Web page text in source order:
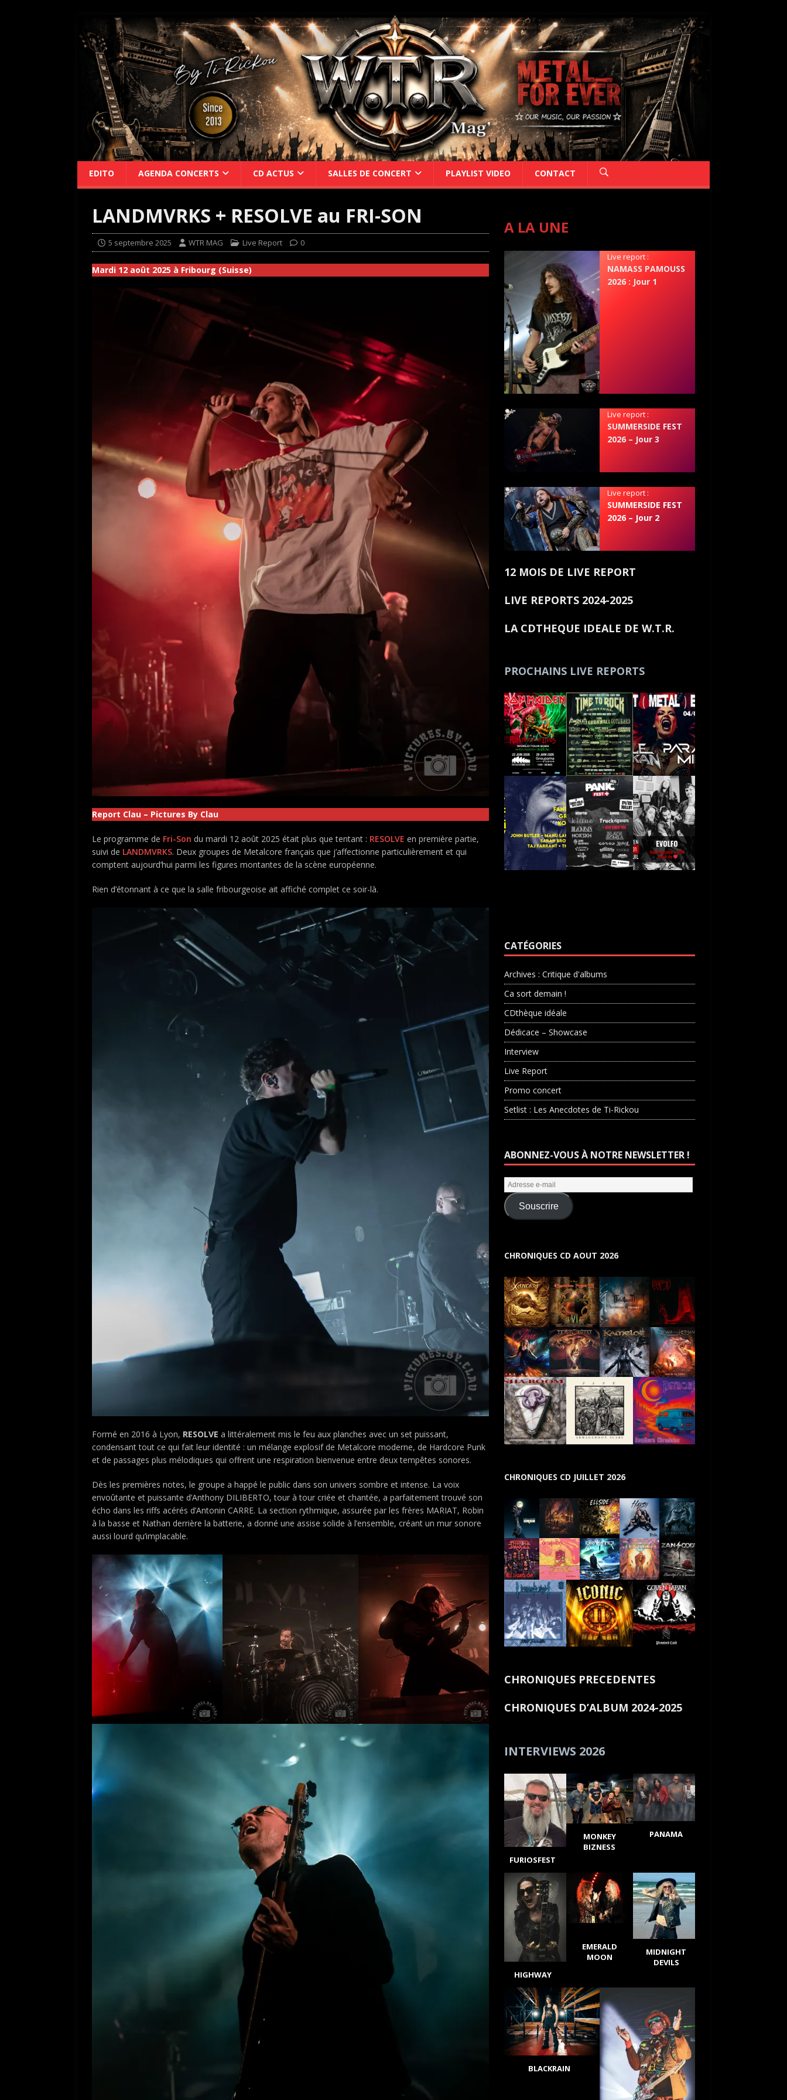
EDITO AGENDA CONCERTS CD ACTUS SALLES DE CONCERT PLAYLIST VIDEO CONTACT
LANDMVRKS + RESOLVE au FRI-SON
5 septembre 2025 WTR MAG Live Report 0
Mardi 12 août 2025 à Fribourg (Suisse)
Report Clau – Pictures By Clau
Le programme de Fri-Son du mardi 12 août 2025 était plus que tentant : RESOLVE en première partie,
suivi de LANDMVRKS. Deux groupes de Metalcore français que j’affectionne particulièrement et qui
comptent aujourd’hui parmi les figures montantes de la scène européenne.
Rien d’étonnant à ce que la salle fribourgeoise ait affiché complet ce soir-là.
Formé en 2016 à Lyon, RESOLVE a littéralement mis le feu aux planches avec un set puissant,
condensant tout ce qui fait leur identité : un mélange explosif de Metalcore moderne, de Hardcore Punk
et de passages plus mélodiques qui offrent une respiration bienvenue entre deux tempêtes sonores.
Dès les premières notes, le groupe a happé le public dans son univers sombre et intense. La voix
envoûtante et puissante d’Anthony DILIBERTO, tour à tour criée et chantée, a parfaitement trouvé son
écho dans les riffs acérés d’Antonin CARRE. La section rythmique, assurée par les frères MARIAT, Robin
à la basse et Nathan derrière la batterie, a donné une assise solide à l’ensemble, créant un mur sonore
aussi lourd qu’implacable.
A LA UNE
Live report :
NAMASS PAMOUSS
2026 : Jour 1
Live report :
SUMMERSIDE FEST
2026 – Jour 3
Live report :
SUMMERSIDE FEST
2026 – Jour 2
12 MOIS DE LIVE REPORT
LIVE REPORTS 2024-2025
LA CDTHEQUE IDEALE DE W.T.R.
PROCHAINS LIVE REPORTS
CATÉGORIES
Archives : Critique d'albums
Ca sort demain !
CDthèque idéale
Dédicace – Showcase
Interview
Live Report
Promo concert
Setlist : Les Anecdotes de Ti-Rickou
ABONNEZ-VOUS À NOTRE NEWSLETTER !
Souscrire
CHRONIQUES CD AOUT 2026
CHRONIQUES CD JUILLET 2026
CHRONIQUES PRECEDENTES
CHRONIQUES D’ALBUM 2024-2025
INTERVIEWS 2026
FURIOSFEST
MONKEY
BIZNESS
PANAMA
HIGHWAY
EMERALD
MOON
MIDNIGHT
DEVILS
BLACKRAIN